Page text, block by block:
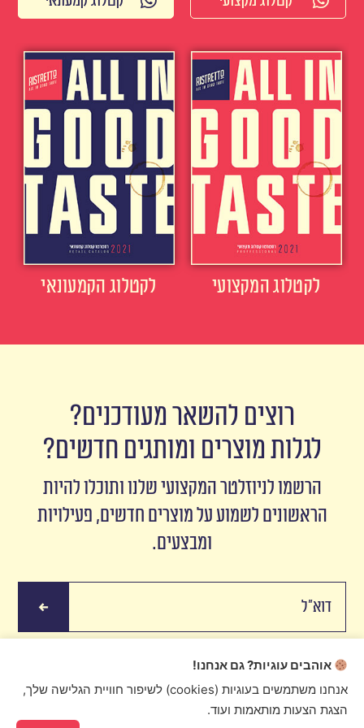
לקטלוג הקמעונאי לקטלוג המקצועי
רוצים להשאר מעודכנים?
לגלות מוצרים ומותגים חדשים?
הרשמו לניוזלטר המקצועי שלנו ותוכלו להיות
הראשונים לשמוע על מוצרים חדשים, פעילויות
ומבצעים.
אוהבים עוגיות? גם אנחנו!
אנחנו משתמשים בעוגיות (cookies) לשיפור חוויית הגלישה שלך,
הצגת הצעות מותאמות ועוד.